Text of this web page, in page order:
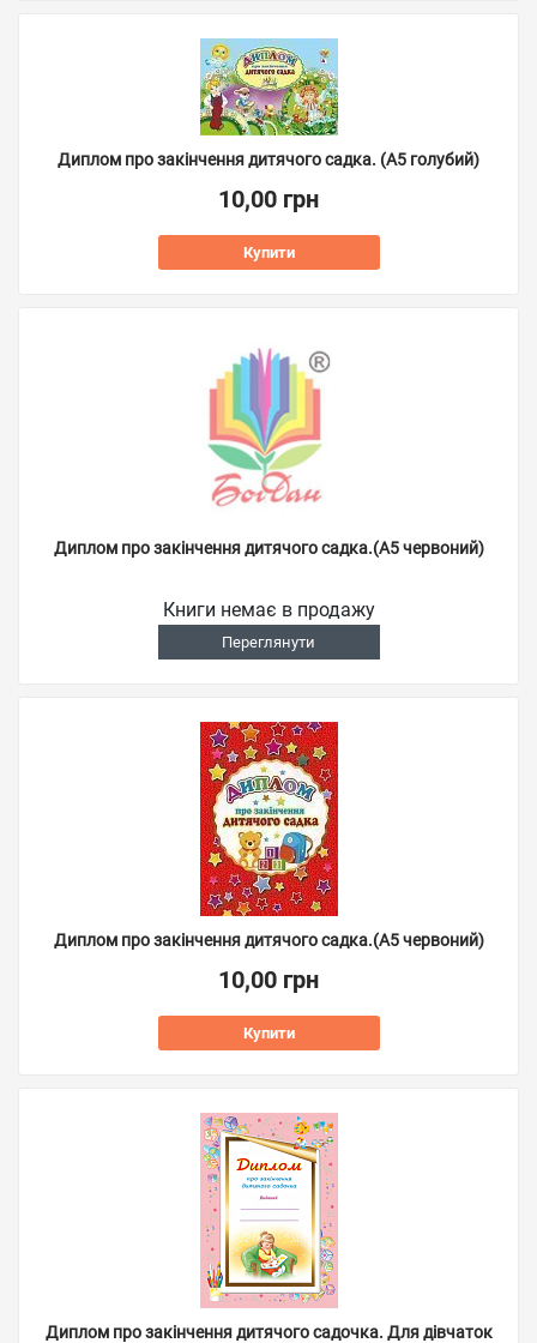
Диплом про закінчення дитячого садка. (А5 голубий)
10,00 грн
Купити
Диплом про закінчення дитячого садка.(А5 червоний)
Книги немає в продажу
Переглянути
Диплом про закінчення дитячого садка.(А5 червоний)
10,00 грн
Купити
Диплом про закінчення дитячого садочка. Для дівчаток